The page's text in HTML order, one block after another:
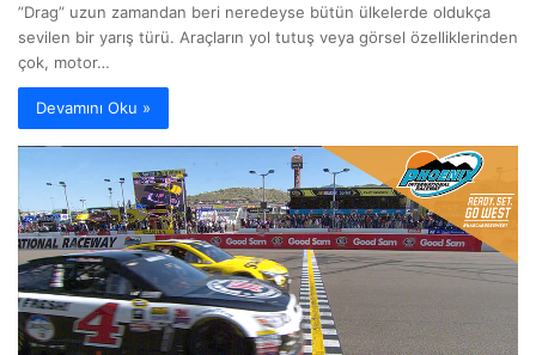
”Drag” uzun zamandan beri neredeyse bütün ülkelerde oldukça
sevilen bir yarış türü. Araçların yol tutuş veya görsel özelliklerinden
çok, motor…
Devamını Oku »